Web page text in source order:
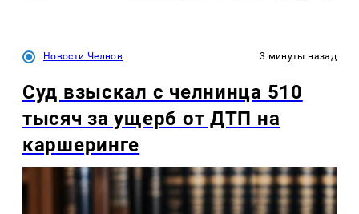
Новости Челнов 3 минуты назад
Суд взыскал с челнинца 510
тысяч за ущерб от ДТП на
каршеринге